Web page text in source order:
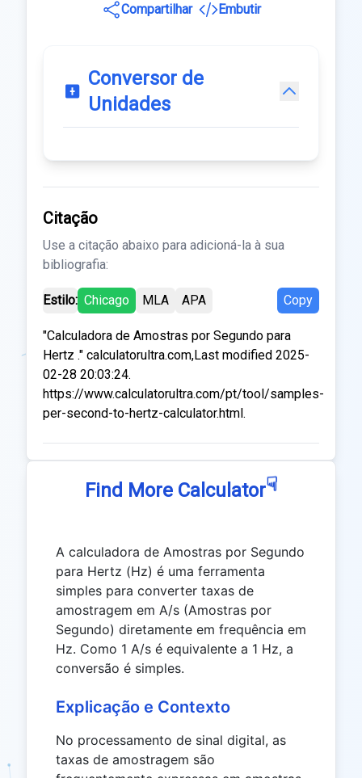
Compartilhar
Embutir
Conversor de
Unidades
Citação
Use a citação abaixo para adicioná-la à sua
bibliografia:
Estilo: Chicago MLA APA Copy
"Calculadora de Amostras por Segundo para
Hertz ." calculatorultra.com,Last modified 2025-
02-28 20:03:24.
https://www.calculatorultra.com/pt/tool/samples-
per-second-to-hertz-calculator.html.
Find More Calculator☟
A calculadora de Amostras por Segundo
para Hertz (Hz) é uma ferramenta
simples para converter taxas de
amostragem em A/s (Amostras por
Segundo) diretamente em frequência em
Hz. Como 1 A/s é equivalente a 1 Hz, a
conversão é simples.
Explicação e Contexto
No processamento de sinal digital, as
taxas de amostragem são